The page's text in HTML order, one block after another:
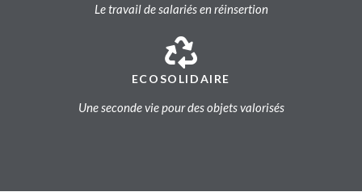
Le travail de salariés en réinsertion
ECOSOLIDAIRE
Une seconde vie pour des objets valorisés